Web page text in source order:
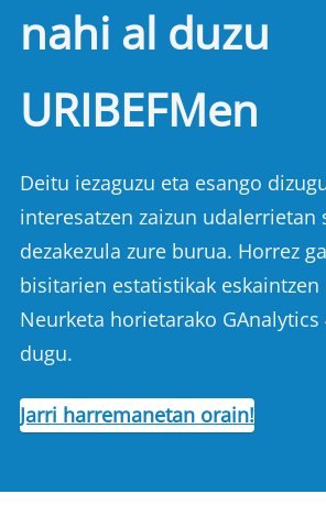
nahi al duzu
URIBEFMen
Deitu iezaguzu eta esango
interesatzen zaizun udalerrietan
dezakezula zure burua. Horrez
bisitarien estatistikak eskaintzen
Neurketa horietarako GAnalytics
dugu.
Jarri harremanetan orain!